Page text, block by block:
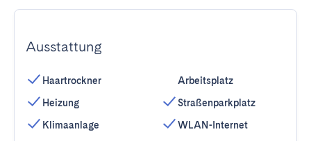
Ausstattung
Haartrockner
Heizung
Klimaanlage
Arbeitsplatz
Straßenparkplatz
WLAN-Internet